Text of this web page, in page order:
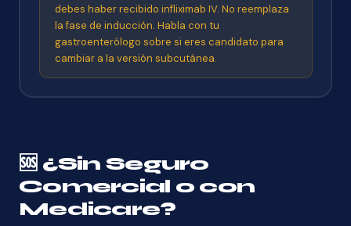
debes haber recibido infliximab IV. No reemplaza
la fase de inducción. Habla con tu
gastroenterólogo sobre si eres candidato para
cambiar a la versión subcutánea.
🆘 ¿Sin Seguro
Comercial o con
Medicare?